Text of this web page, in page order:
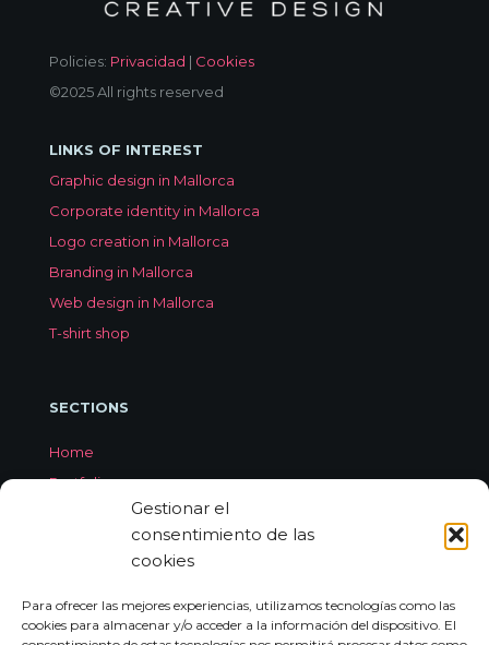
Gestionar el
consentimiento de las
cookies
Para ofrecer las mejores experiencias, utilizamos tecnologías como las
cookies para almacenar y/o acceder a la información del dispositivo. El
Policies: Privacidad | Cookies
©2025 All rights reserved
LINKS OF INTEREST
Graphic design in Mallorca
Corporate identity in Mallorca
Logo creation in Mallorca
Branding in Mallorca
Web design in Mallorca
T-shirt shop
SECTIONS
Home
Portfolio
About Jorge Aleix
Contact